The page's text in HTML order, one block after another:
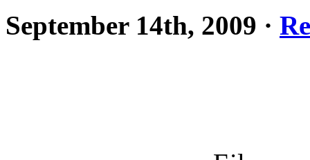
September 14th, 2009 ·